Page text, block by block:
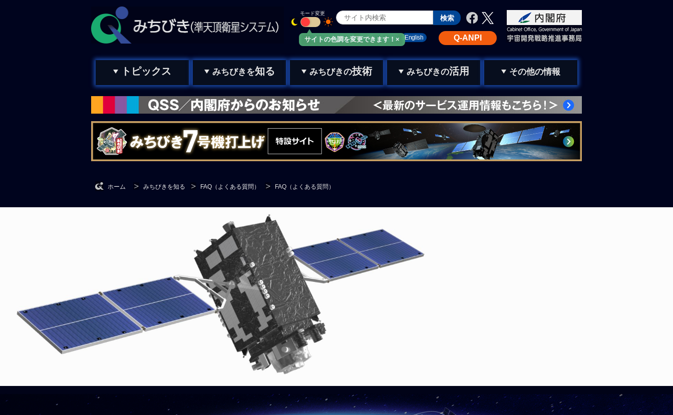
サイトの色調を変更できます！×
モード変更
Q-ANPI
English
お問い合わせ
みちびきメール
トピックス みちびきを知る みちびきの技術 みちびきの活用 その他の情報
ホーム みちびきを知る FAQ（よくある質問） FAQ（よくある質問）